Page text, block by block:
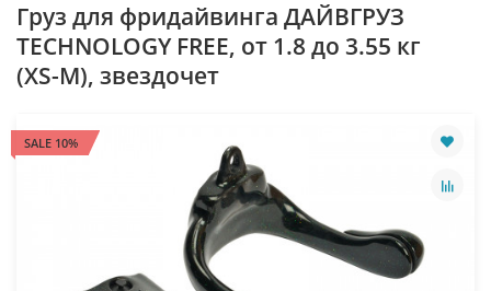
Груз для фридайвинга ДАЙВГРУЗ
TECHNOLOGY FREE, от 1.8 до 3.55 кг
(XS-M), звездочет
SALE 10%